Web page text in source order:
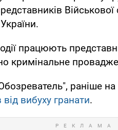
працюють
кримінальне
раніше
вибуху гранати.